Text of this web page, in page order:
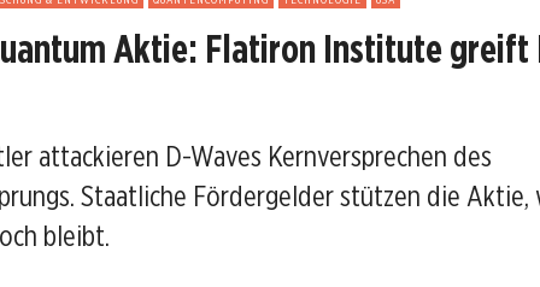
Aktie: Flatiron Institute greift
attackieren D-Waves Kernversprechen des
Staatliche Fördergelder stützen die Aktie,
bleibt.